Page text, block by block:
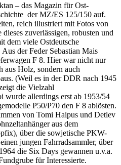
– das Magazin für Ost-
der MZ/ES 125/150 auf.
reich illustriert mit Fotos von
zuverlässigen, robusten und
dem viele Ostdeutsche
der Feder Sebastian Mais
F 8. Hier war nicht nur
aus Holz, sondern auch
(Weil es in der DDR nach 1945
die Vielzahl
allerdings erst ab 1953/54
P50/P70 den F 8 ablösten.
von Tomi Haipus und Detlev
aus dem
über die sowjetische PKW-
jungen Fahrradsammler, über
die Six Days gewannen u.v.a.
für Interessierte.